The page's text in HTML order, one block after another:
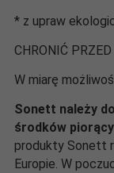
* z upraw
CHRONIĆ
W miarę
Sonett należy
środków
produkty Sonett
Europie. W